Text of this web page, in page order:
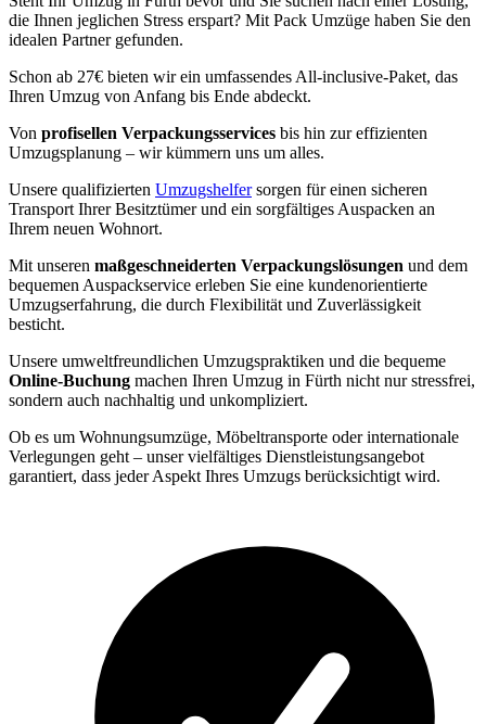
die Ihnen jeglichen Stress erspart? Mit Pack Umzüge haben Sie den
idealen Partner gefunden.
Schon ab 27€ bieten wir ein umfassendes All-inclusive-Paket, das
Ihren Umzug von Anfang bis Ende abdeckt.
Von profisellen Verpackungsservices bis hin zur effizienten
Umzugsplanung – wir kümmern uns um alles.
Unsere qualifizierten Umzugshelfersorgen für einen sicheren
Transport Ihrer Besitztümer und ein sorgfältiges Auspacken an
Ihrem neuen Wohnort.
Mit unseren maßgeschneiderten Verpackungslösungen und dem
bequemen Auspackservice erleben Sie eine kundenorientierte
Umzugserfahrung, die durch Flexibilität und Zuverlässigkeit
besticht.
Unsere umweltfreundlichen Umzugspraktiken und die bequeme
Online-Buchung machen Ihren Umzug in Fürth nicht nur stressfrei,
sondern auch nachhaltig und unkompliziert.
Ob es um Wohnungsumzüge, Möbeltransporte oder internationale
Verlegungen geht – unser vielfältiges Dienstleistungsangebot
garantiert, dass jeder Aspekt Ihres Umzugs berücksichtigt wird.